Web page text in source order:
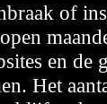
of
en de
Het